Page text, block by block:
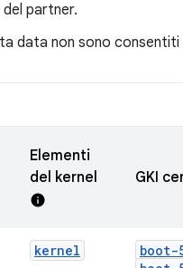
partner.
data non sono consentiti
Elementi
del kernel
info
GKI
kernel boot-